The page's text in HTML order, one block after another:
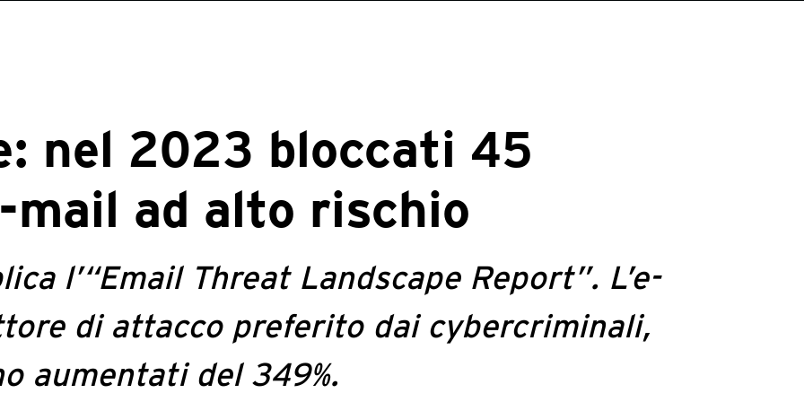
nel 2023 bloccati 45
mail ad alto rischio
l’“Email Threat Landscape Report”. L’e-
di attacco preferito dai cybercriminali,
aumentati del 349%.